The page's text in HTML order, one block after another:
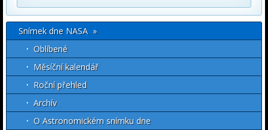
Snímek dne NASA »
Oblíbené
Měsíční kalendář
Roční přehled
Archív
O Astronomickém snímku dne